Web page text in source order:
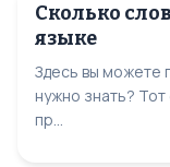
Сколько
языке
Здесь вы можете
нужно знать?
пр...